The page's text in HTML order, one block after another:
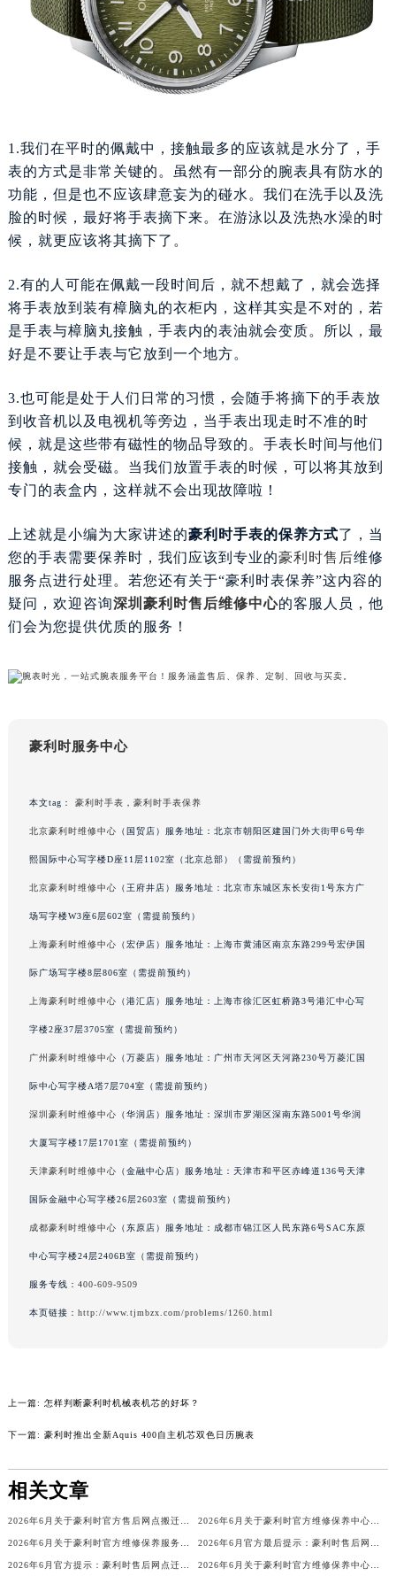
福州市鼓楼区五四路128-1号恒力城写字楼15层03室（需提前预约）
成都市锦江区人民东路6号SAC东原中心写字楼24层2406B室（需提前预约）
沈阳市沈河区中街路137号亨得利名表服务中心（品牌授权店）1层整层（需提前预约）
沈阳市沈河区中街路83号亨得利名表服务中心（品牌授权店）1层整层（需提前预约）
大连市中山区人民路15号国际金融大厦7层G室（需提前预约）
佛山市禅城区季华五路57号万科金融中心C座12层1205室（需提前预约）
东莞市东城街道鸿福东路1号民盈国贸中心T1写字楼9层907室（需提前预约）
苏州市苏州工业园区星港街199号苏州中心办公楼C座22层08室（需提前预约）
武汉市江汉区解放大道686号世界贸易大厦38层09室（需提前预约）
南宁市青秀区金湖路59号地王大厦12楼1224室（需提前预约）
青岛市南区山东路6号华润大厦B座22层04室（需提前预约）
烟台市芝罘区胜利路139号万达金融中心A座907室（需提前预约）
长春市朝阳区西安大路727号中银大厦A座(旺进大厦)18层09室（需提前预约）
贵阳市南明区都司高架桥路33号亨特国际金融中心14楼14D（需提前预约）
黑龙江省佳木斯市向阳区长安路豪利时售后服务中心（需提前预约）
黑龙江省七台河市桃山区大同街豪利时售后服务中心（需提前预约）
吉林省吉林市船营区河南街豪利时售后服务中心（需提前预约）
吉林省梅河口市新华街道梅河大街豪利时售后服务中心（需提前预约）
吉林省延边市延吉市解放路豪利时售后服务中心（需提前预约）
辽宁省阜新市海州区解放大街豪利时售后服务中心（需提前预约）
辽宁省锦州市古塔区中央大街豪利时售后服务中心（需提前预约）
辽宁省辽阳市白塔区新运大街豪利时售后服务中心（需提前预约）
辽宁省盘锦市兴隆台区石油大街豪利时售后服务中心（需提前预约）
1.我们在平时的佩戴中，接触最多的应该就是水分了，手
表的方式是非常关键的。虽然有一部分的腕表具有防水的
功能，但是也不应该肆意妄为的碰水。我们在洗手以及洗
脸的时候，最好将手表摘下来。在游泳以及洗热水澡的时
候，就更应该将其摘下了。
2.有的人可能在佩戴一段时间后，就不想戴了，就会选择
将手表放到装有樟脑丸的衣柜内，这样其实是不对的，若
是手表与樟脑丸接触，手表内的表油就会变质。所以，最
好是不要让手表与它放到一个地方。
3.也可能是处于人们日常的习惯，会随手将摘下的手表放
到收音机以及电视机等旁边，当手表出现走时不准的时
候，就是这些带有磁性的物品导致的。手表长时间与他们
接触，就会受磁。当我们放置手表的时候，可以将其放到
专门的表盒内，这样就不会出现故障啦！
上述就是小编为大家讲述的豪利时手表的保养方式了，当
您的手表需要保养时，我们应该到专业的豪利时售后维修
服务点进行处理。若您还有关于“豪利时表保养”这内容的
疑问，欢迎咨询深圳豪利时售后维修中心的客服人员，他
们会为您提供优质的服务！
豪利时服务中心
本文tag： 豪利时手表 ， 豪利时手表保养
北京豪利时维修中心 （国贸店）服务地址：北京市朝阳区建国门外大街甲6号华
熙国际中心写字楼D座11层1102室（北京总部）（需提前预约）
北京豪利时维修中心 （王府井店）服务地址：北京市东城区东长安街1号东方广
场写字楼W3座6层602室（需提前预约）
上海豪利时维修中心 （宏伊店）服务地址：上海市黄浦区南京东路299号宏伊国
际广场写字楼8层806室（需提前预约）
上海豪利时维修中心 （港汇店）服务地址：上海市徐汇区虹桥路3号港汇中心写
字楼2座37层3705室（需提前预约）
广州豪利时维修中心 （万菱店）服务地址：广州市天河区天河路230号万菱汇国
际中心写字楼A塔7层704室（需提前预约）
深圳豪利时维修中心 （华润店）服务地址：深圳市罗湖区深南东路5001号华润
大厦写字楼17层1701室（需提前预约）
天津豪利时维修中心 （金融中心店）服务地址：天津市和平区赤峰道136号天津
国际金融中心写字楼26层2603室（需提前预约）
成都豪利时维修中心 （东原店）服务地址：成都市锦江区人民东路6号SAC东原
中心写字楼24层2406B室（需提前预约）
服务专线： 400-609-9509
本页链接： http://www.tjmbzx.com/problems/1260.html
上一篇: 怎样判断豪利时机械表机芯的好坏？
下一篇: 豪利时推出全新Aquis 400自主机芯双色日历腕表
相关文章
2026年6月关于豪利时官方售后网点搬迁及新增的正式文件（修订） 2026年6月关于豪利时官方维修保养中心网点搬迁新增的正式文件内容
2026年6月关于豪利时官方维修保养服务中心搬迁及新增的正式文件全文内容 2026年6月官方最后提示：豪利时售后网点迁址与增设
2026年6月官方提示：豪利时售后网点迁址与增设 2026年6月关于豪利时官方维修保养中心网点搬迁新增的正式文件内容全面公开